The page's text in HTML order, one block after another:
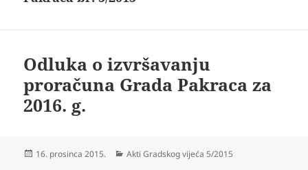
Odluka o izvršavanju
proračuna Grada Pakraca za
2016. g.
Objavljeno
16. prosinca 2015. Kategorije
Akti Gradskog vijeća 5/2015